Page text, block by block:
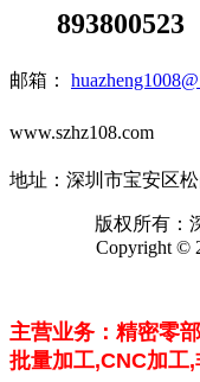
893800523
邮箱：
www.szhz108.com
地址：深圳市宝安区
版权所有：
Copyright ©
主营业务：精密零
批量加工,CNC加工,